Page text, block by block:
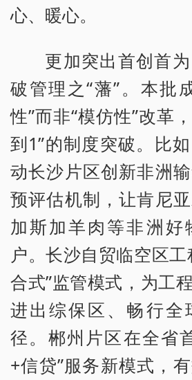
心、暖心。
更加突出首创首
破管理之“藩”。本批
性”而非“模仿性”改革
到1”的制度突破。比
动长沙片区创新非洲
预评估机制，让肯尼
加斯加羊肉等非洲好
户。长沙自贸临空区工
合式”监管模式，为工
进出综保区、畅行全
径。郴州片区在全省
+信贷”服务新模式，